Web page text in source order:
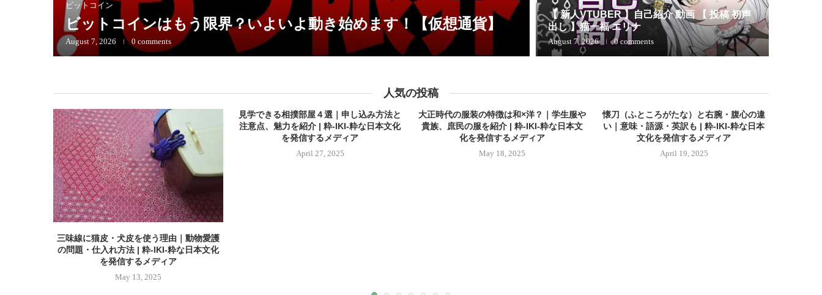
ビットコイン
ビットコインはもう限界？いよいよ動き始めます！【仮想通貨】
August 7, 2026 0 comments
【 新人VTUBER 】自己紹介 動画 【 投稿 初声
出し 】猫一福 エリナ
August 7, 2026 0 comments
人気の投稿
三味線に猫皮・犬皮を使う理由｜動物愛護
の問題・仕入れ方法 | 粋-IKI-粋な日本文化
を発信するメディア
May 13, 2025
見学できる相撲部屋４選｜申し込み方法と
注意点、魅力を紹介 | 粋-IKI-粋な日本文化
を発信するメディア
April 27, 2025
大正時代の服装の特徴は和×洋？｜学生服や
貴族、庶民の服を紹介 | 粋-IKI-粋な日本文
化を発信するメディア
May 18, 2025
懐刀（ふところがたな）と右腕・腹心の違
い｜意味・語源・英訳も | 粋-IKI-粋な日本
文化を発信するメディア
April 19, 2025